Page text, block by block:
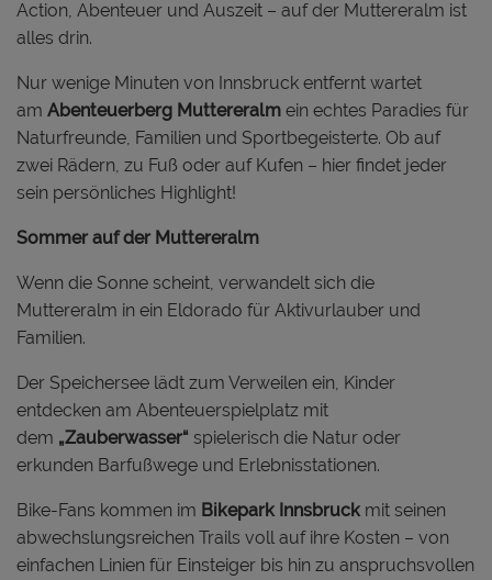
Action, Abenteuer und Auszeit – auf der Muttereralm ist
alles drin.
Nur wenige Minuten von Innsbruck entfernt wartet
am Abenteuerberg Muttereralm ein echtes Paradies für
Naturfreunde, Familien und Sportbegeisterte. Ob auf
zwei Rädern, zu Fuß oder auf Kufen – hier findet jeder
sein persönliches Highlight!
Sommer auf der Muttereralm
Wenn die Sonne scheint, verwandelt sich die
Muttereralm in ein Eldorado für Aktivurlauber und
Familien.
Der Speichersee lädt zum Verweilen ein, Kinder
entdecken am Abenteuerspielplatz mit
dem „Zauberwasser“ spielerisch die Natur oder
erkunden Barfußwege und Erlebnisstationen.
Bike-Fans kommen im Bikepark Innsbruck mit seinen
abwechslungsreichen Trails voll auf ihre Kosten – von
einfachen Linien für Einsteiger bis hin zu anspruchsvollen